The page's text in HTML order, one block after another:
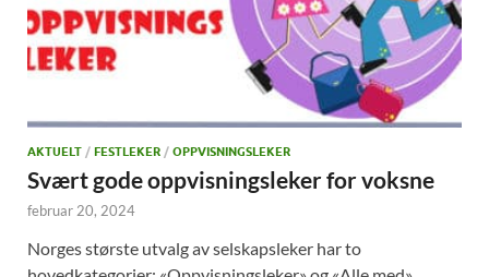
AKTUELT / FESTLEKER / OPPVISNINGSLEKER
Svært gode oppvisningsleker for voksne
februar 20, 2024
Norges største utvalg av selskapsleker har to